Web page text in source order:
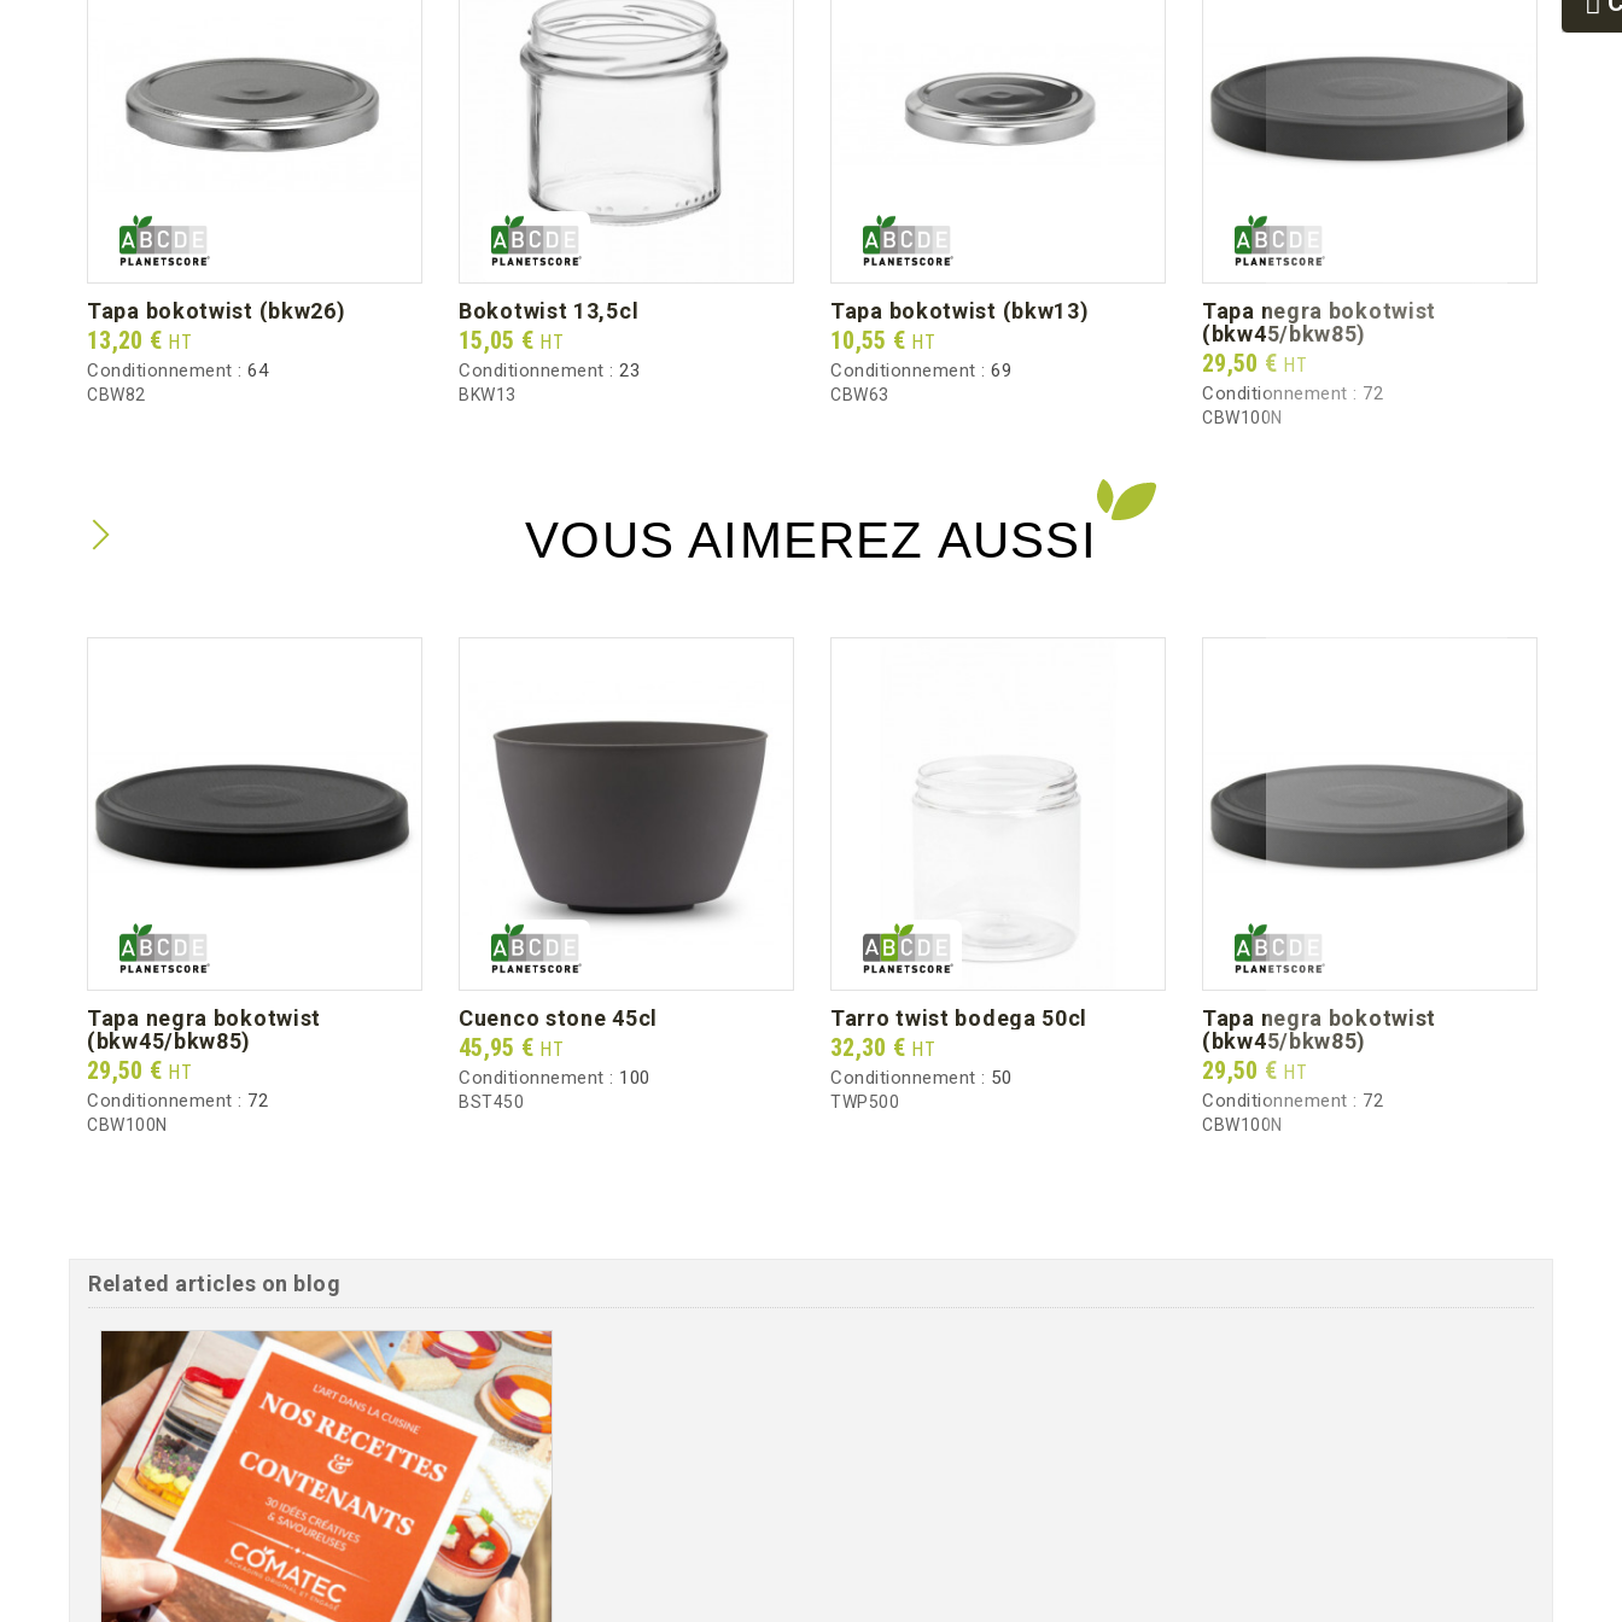
Altura mm (dimensión unitaria)
Peso unitario (g)
Peso bruto por caja (kg)
tapa bokotwist (bkw26)
Prix
13,20 € HT
Conditionnement : 64
CBW82
bokotwist 13,5cl
Prix
15,05 € HT
Conditionnement : 23
BKW13
tapa bokotwist (bkw13)
Prix
10,55 € HT
Conditionnement : 69
CBW63
tapa negra bokotwist
(bkw45/bkw85)
Prix
29,50 € HT
Conditionnement : 72
CBW100N
VOUS AIMEREZ AUSSI
tapa negra bokotwist
(bkw45/bkw85)
Prix
29,50 € HT
Conditionnement : 72
CBW100N
cuenco stone 45cl
Prix
45,95 € HT
Conditionnement : 100
BST450
tarro twist bodega 50cl
Prix
32,30 € HT
Conditionnement : 50
TWP500
tapa negra bokotwist
(bkw45/bkw85)
Prix
29,50 € HT
Conditionnement : 72
CBW100N
Related articles on blog